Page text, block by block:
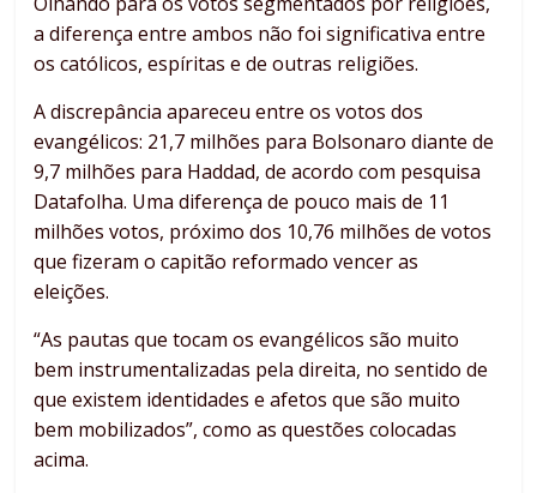
a diferença entre ambos não foi significativa entre
os católicos, espíritas e de outras religiões.
A discrepância apareceu entre os votos dos
evangélicos: 21,7 milhões para Bolsonaro diante de
9,7 milhões para Haddad, de acordo com pesquisa
Datafolha. Uma diferença de pouco mais de 11
milhões votos, próximo dos 10,76 milhões de votos
que fizeram o capitão reformado vencer as
eleições.
“As pautas que tocam os evangélicos são muito
bem instrumentalizadas pela direita, no sentido de
que existem identidades e afetos que são muito
bem mobilizados”, como as questões colocadas
acima.